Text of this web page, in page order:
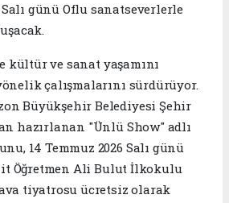
günü Oflu sanatseverlerle
kültür ve sanat yaşamını
çalışmalarını sürdürüyor.
Büyükşehir Belediyesi Şehir
hazırlanan "Ünlü Show" adlı
14 Temmuz 2026 Salı günü
Öğretmen Ali Bulut İlkokulu
tiyatrosu ücretsiz olarak